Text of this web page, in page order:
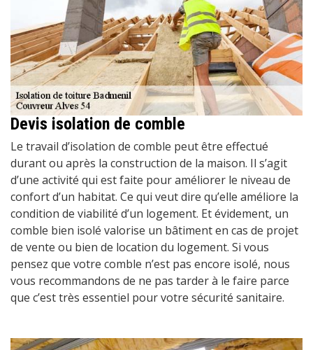
Devis isolation de comble
Le travail d’isolation de comble peut être effectué
durant ou après la construction de la maison. Il s’agit
d’une activité qui est faite pour améliorer le niveau de
confort d’un habitat. Ce qui veut dire qu’elle améliore la
condition de viabilité d’un logement. Et évidement, un
comble bien isolé valorise un bâtiment en cas de projet
de vente ou bien de location du logement. Si vous
pensez que votre comble n’est pas encore isolé, nous
vous recommandons de ne pas tarder à le faire parce
que c’est très essentiel pour votre sécurité sanitaire.